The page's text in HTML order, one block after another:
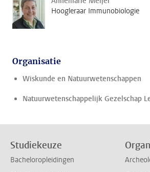
Hoogleraar Immunobiologie
Organisatie
Wiskunde en Natuurwetenschappen
Natuurwetenschappelijk Gezelschap
Studiekeuze
Bacheloropleidingen